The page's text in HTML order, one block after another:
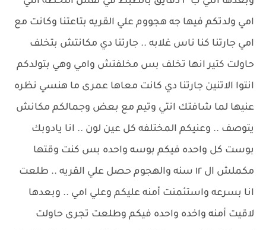
امي ولدتكم فيها جه هجووم علي القريه بتاعتنا وكانت مع
امي جارتنا كنا ناس غلابه .. جارتنا دي مكانتش بتخلف
حاولت كتير انها تخلف بس مخلفتش وامي وهي بتولدكم
انتوا الاتنين جارتنا دي كانت معاها عمرى ما هنسي نظره
عنيها لما شافتك انتي وتيم مع بعض وجمالكم مكانش
يتوصف .. وعنيكم المختلفه كل عين لون .. انا يادوبك
بوست كل واحده فيكم بوسه واحده بس كنت وقتها
مكملش ال ١٢ سنه والهجوم حصل علي القريه .. طلعت
انا بسرعه واستئمنت أمنه عليكم وعلي امي .. وبعدها
لاقيت أمنه واخده واحده فيكم وطلعت تجرى حاولت